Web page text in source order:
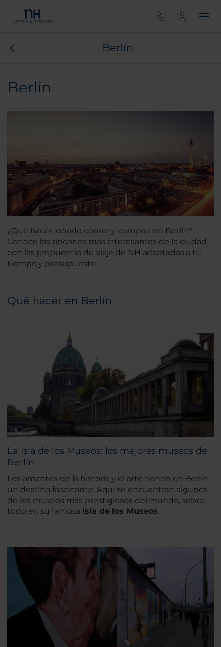
Berlín
Berlín
¿Qué hacer, dónde comer y comprar en Berlín?
Conoce los rincones más interesantes de la ciudad
con las propuestas de viaje de NH adaptadas a tu
tiempo y presupuesto.
Qué hacer en Berlín
La Isla de los Museos: los mejores museos de
Berlín
Los amantes de la historia y el arte tienen en Berlín
un destino fascinante. Aquí se encuentran algunos
de los museos más prestigiosos del mundo, sobre
todo en su famosa Isla de los Museos.